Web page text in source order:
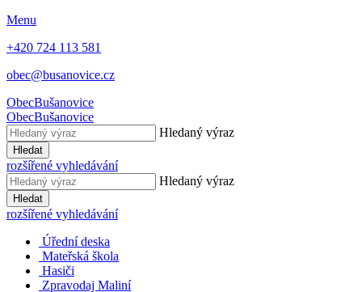
Menu
+420 724 113 581
obec@busanovice.cz
ObecBušanovice
ObecBušanovice
Hledaný výraz
Hledat
rozšířené vyhledávání
Hledaný výraz
Hledat
rozšířené vyhledávání
Úřední deska
Mateřská škola
Hasiči
Zpravodaj Maliní